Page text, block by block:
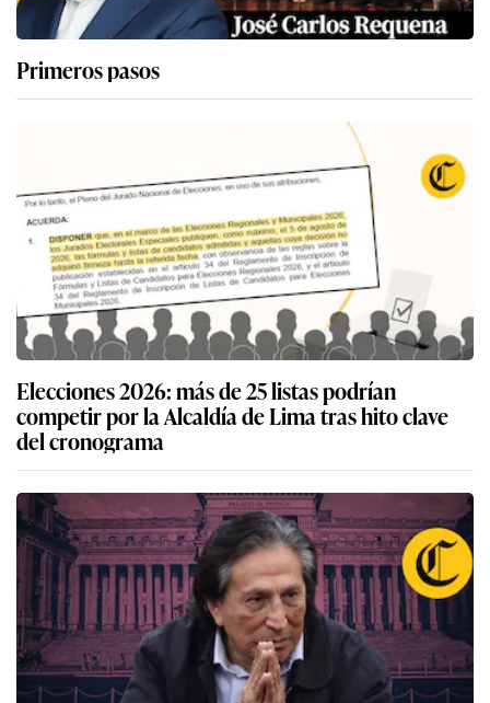
Primeros pasos
Elecciones 2026: más de 25 listas podrían
competir por la Alcaldía de Lima tras hito clave
del cronograma